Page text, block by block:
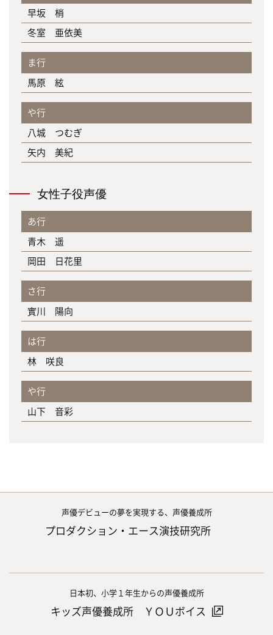
早坂 梢
冬室 亜依美
ま行
馬原 絃
や行
八城 つむぎ
矢内 美紀
女性子役声優
あ行
青木 遥
岡田 日花里
さ行
實川 陽向
は行
林 咲良
や行
山下 音彩
声優デビューの夢を実現する、声優養成所
プロダクション・エース演技研究所
日本初、小学１年生からの声優養成所
キッズ声優養成所 ＹＯＵボイス